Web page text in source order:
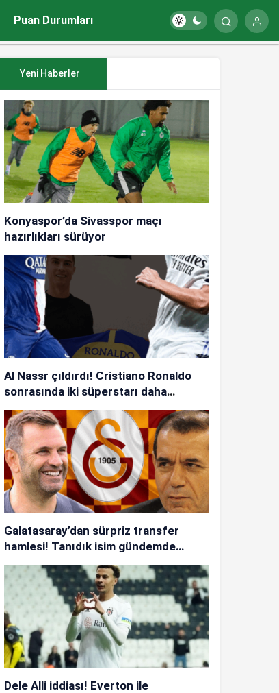
Puan Durumları
Yeni Haberler
Konyaspor’da Sivasspor maçı
hazırlıkları sürüyor
Al Nassr çıldırdı! Cristiano Ronaldo
sonrasında iki süperstarı daha
istiyorlar…
Galatasaray’dan sürpriz transfer
hamlesi! Tanıdık isim gündemde…
Dele Alli iddiası! Everton ile